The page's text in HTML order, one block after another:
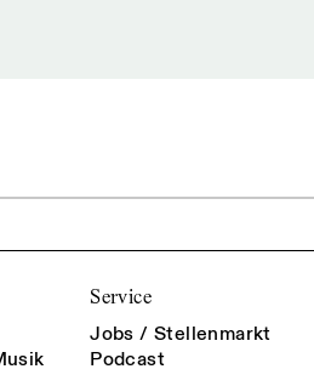
Service
Jobs / Stellenmarkt
Podcast